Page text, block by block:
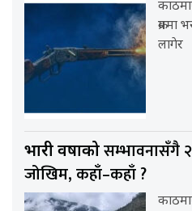
लागेर
भारी वर्षाकोसम्भावनासँगै
जोखिम, कहाँ–कहाँ ?